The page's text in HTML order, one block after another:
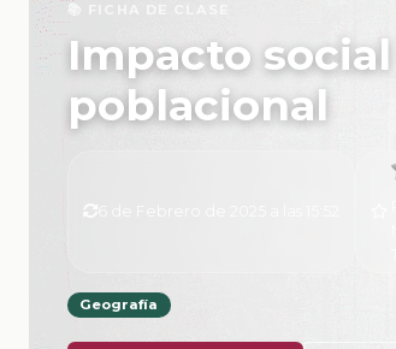
📚 FICHA DE CLASE
Impacto
poblacional
Geografía